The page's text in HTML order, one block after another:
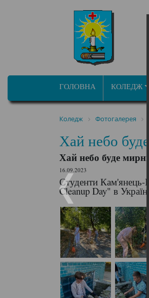
ГОЛОВНА КОЛЕДЖ
Коледж Фотогалерея
Хай небо
Хай небо буде
16.09.2023
Студенти Кам'янець-
Cleanup Day" в Україні